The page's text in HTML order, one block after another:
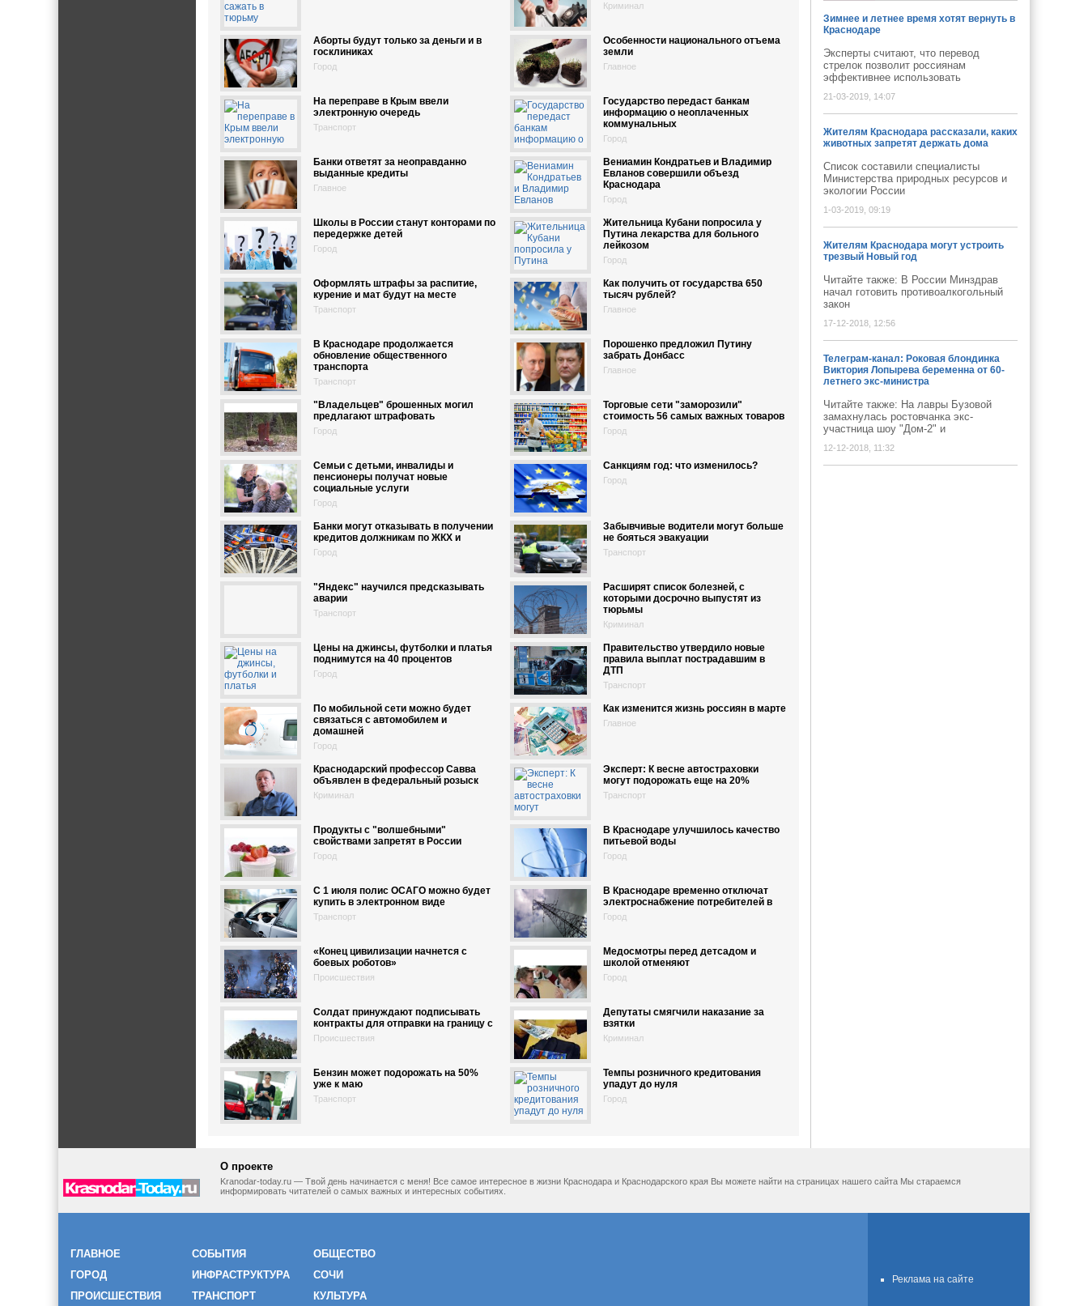
Криминал
Аборты будут только за деньги и в
госклиниках
Город
Особенности национального отъема
земли
Главное
На переправе в Крым ввели
электронную очередь
Транспорт
Государство передаст банкам
информацию о неоплаченных
коммунальных
Город
Банки ответят за неоправданно
выданные кредиты
Главное
Вениамин Кондратьев и Владимир
Евланов совершили объезд
Краснодара
Город
Школы в России станут конторами по
передержке детей
Город
Жительница Кубани попросила у
Путина лекарства для больного
лейкозом
Город
Оформлять штрафы за распитие,
курение и мат будут на месте
Транспорт
Как получить от государства 650
тысяч рублей?
Главное
В Краснодаре продолжается
обновление общественного
транспорта
Транспорт
Порошенко предложил Путину
забрать Донбасс
Главное
"Владельцев" брошенных могил
предлагают штрафовать
Город
Торговые сети "заморозили"
стоимость 56 самых важных товаров
Город
Семьи с детьми, инвалиды и
пенсионеры получат новые
социальные услуги
Город
Санкциям год: что изменилось?
Город
Банки могут отказывать в получении
кредитов должникам по ЖКХ и
Город
Забывчивые водители могут больше
не бояться эвакуации
Транспорт
"Яндекс" научился предсказывать
аварии
Транспорт
Расширят список болезней, с
которыми досрочно выпустят из
тюрьмы
Криминал
Цены на джинсы, футболки и платья
поднимутся на 40 процентов
Город
Правительство утвердило новые
правила выплат пострадавшим в
ДТП
Транспорт
По мобильной сети можно будет
связаться с автомобилем и
домашней
Город
Как изменится жизнь россиян в марте
Главное
Краснодарский профессор Савва
объявлен в федеральный розыск
Криминал
Эксперт: К весне автостраховки
могут подорожать еще на 20%
Транспорт
Продукты с "волшебными"
свойствами запретят в России
Город
В Краснодаре улучшилось качество
питьевой воды
Город
С 1 июля полис ОСАГО можно будет
купить в электронном виде
Транспорт
В Краснодаре временно отключат
электроснабжение потребителей в
Город
«Конец цивилизации начнется с
боевых роботов»
Происшествия
Медосмотры перед детсадом и
школой отменяют
Город
Солдат принуждают подписывать
контракты для отправки на границу с
Происшествия
Депутаты смягчили наказание за
взятки
Криминал
Бензин может подорожать на 50%
уже к маю
Транспорт
Темпы розничного кредитования
упадут до нуля
Город
Зимнее и летнее время хотят вернуть в
Краснодаре
Эксперты считают, что перевод
стрелок позволит россиянам
эффективнее использовать
21-03-2019, 14:07
Жителям Краснодара рассказали, каких
животных запретят держать дома
Список составили специалисты
Министерства природных ресурсов и
экологии России
1-03-2019, 09:19
Жителям Краснодара могут устроить
трезвый Новый год
Читайте также: В России Минздрав
начал готовить противоалкогольный
закон
17-12-2018, 12:56
Телеграм-канал: Роковая блондинка
Виктория Лопырева беременна от 60-
летнего экс-министра
Читайте также: На лавры Бузовой
замахнулась ростовчанка экс-
участница шоу "Дом-2" и
12-12-2018, 11:32
О проекте
Kranodar-today.ru — Твой день начинается с меня! Все самое интересное в жизни Краснодара и Краснодарского края Вы можете найти на страницах нашего сайта Мы стараемся
информировать читателей о самых важных и интересных событиях.
ГЛАВНОЕ
ГОРОД
ПРОИСШЕСТВИЯ
СОБЫТИЯ
ИНФРАСТРУКТУРА
ТРАНСПОРТ
ОБЩЕСТВО
СОЧИ
КУЛЬТУРА
Реклама на сайте